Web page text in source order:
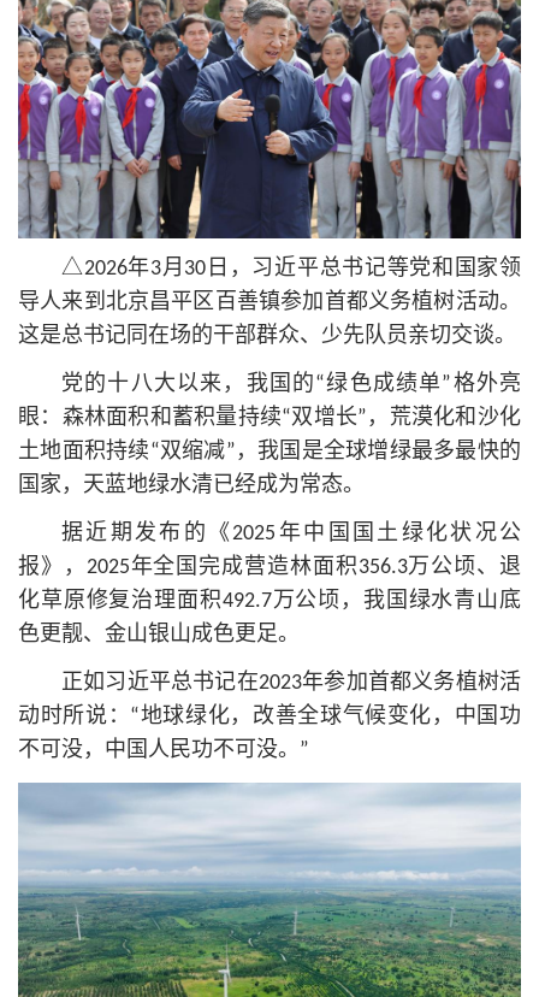
△2026年3月30日，习 近平总书记等党和国家领
导人来到北京昌平区百善镇参加首都义务植树活动。
这是总书记 同在场的干部群众、少先队员亲切交谈。
党的十八大以来，我国的“绿色成绩单”格外亮
眼：森林面积和蓄积量持续“双增长”，荒漠化和沙化
土地面积持续“双缩减”，我国是全球增绿最多最快的
国家，天蓝地绿水清已经成为常态。
据近期发布的《2025年中国国土绿化状况公
报》，2025年全国完成营造林面积356.3万公顷、退
化草原修复治理面积492.7万公顷，我国绿水青山底
色更靓、金山银山成色更足。
正如习 近平总书记在2023年参加首都义务植树活
动时所说：“地球绿化，改善全球气候变化，中国功
不可没，中国人民功不可没。”